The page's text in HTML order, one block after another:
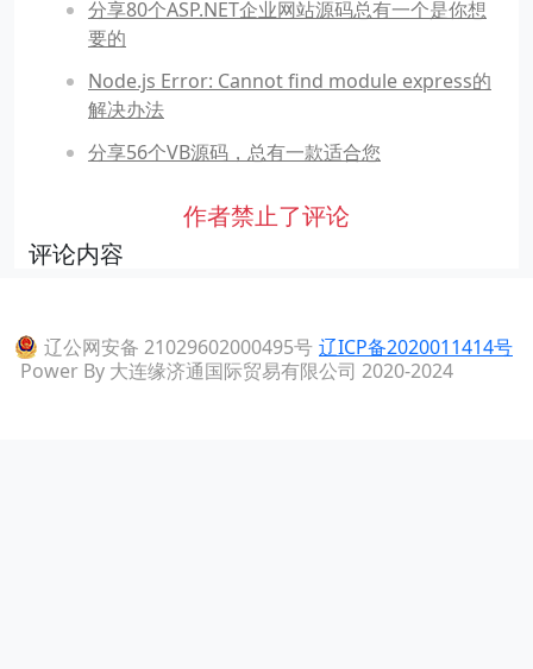
分享80个ASP.NET企业网站源码总有一个是你想
要的
Node.js Error: Cannot find module express的
解决办法
分享56个VB源码，总有一款适合您
作者禁止了评论
评论内容
辽公网安备 21029602000495号 辽ICP备2020011414号
Power By 大连缘济通国际贸易有限公司 2020-2024